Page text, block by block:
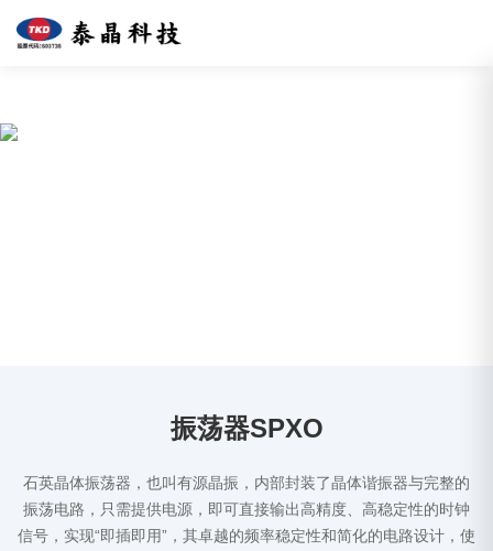
免费看片网址,免费看片18禁,手
机成人看片,黄色片手机看片
振荡器SPXO
石英晶体振荡器，也叫有源晶振，内部封装了晶体谐振器与完整的
振荡电路，只需提供电源，即可直接输出高精度、高稳定性的时钟
信号，实现“即插即用”，其卓越的频率稳定性和简化的电路设计，使